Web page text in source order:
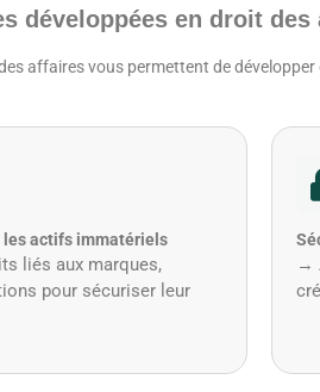
développées en droit des
affaires vous permettent de
actifs immatériels
liés aux marques,
pour sécuriser leur
→